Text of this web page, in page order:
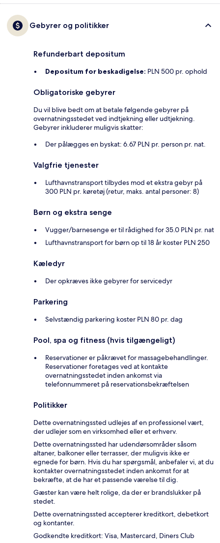
Gebyrer og politikker
Refunderbart depositum
Depositum for beskadigelse: PLN 500 pr. ophold
Obligatoriske gebyrer
Du vil blive bedt om at betale følgende gebyrer på
overnatningsstedet ved indtjekning eller udtjekning.
Gebyrer inkluderer muligvis skatter:
Der pålægges en byskat: 6.67 PLN pr. person pr. nat.
Valgfrie tjenester
Lufthavnstransport tilbydes mod et ekstra gebyr på
300 PLN pr. køretøj (retur, maks. antal personer: 8)
Børn og ekstra senge
Vugger/barnesenge er til rådighed for 35.0 PLN pr. nat
Lufthavnstransport for børn op til 18 år koster PLN 250
Kæledyr
Der opkræves ikke gebyrer for servicedyr
Parkering
Selvstændig parkering koster PLN 80 pr. dag
Pool, spa og fitness (hvis tilgængeligt)
Reservationer er påkrævet for massagebehandlinger.
Reservationer foretages ved at kontakte
overnatningsstedet inden ankomst via
telefonnummeret på reservationsbekræftelsen
Politikker
Dette overnatningssted udlejes af en professionel vært,
der udlejer som en virksomhed eller et erhverv.
Dette overnatningssted har udendørsområder såsom
altaner, balkoner eller terrasser, der muligvis ikke er
egnede for børn. Hvis du har spørgsmål, anbefaler vi, at du
kontakter overnatningsstedet inden ankomst for at
bekræfte, at de har et passende værelse til dig.
Gæster kan være helt rolige, da der er brandslukker på
stedet.
Dette overnatningssted accepterer kreditkort, debetkort
og kontanter.
Godkendte kreditkort: Visa, Mastercard, Diners Club